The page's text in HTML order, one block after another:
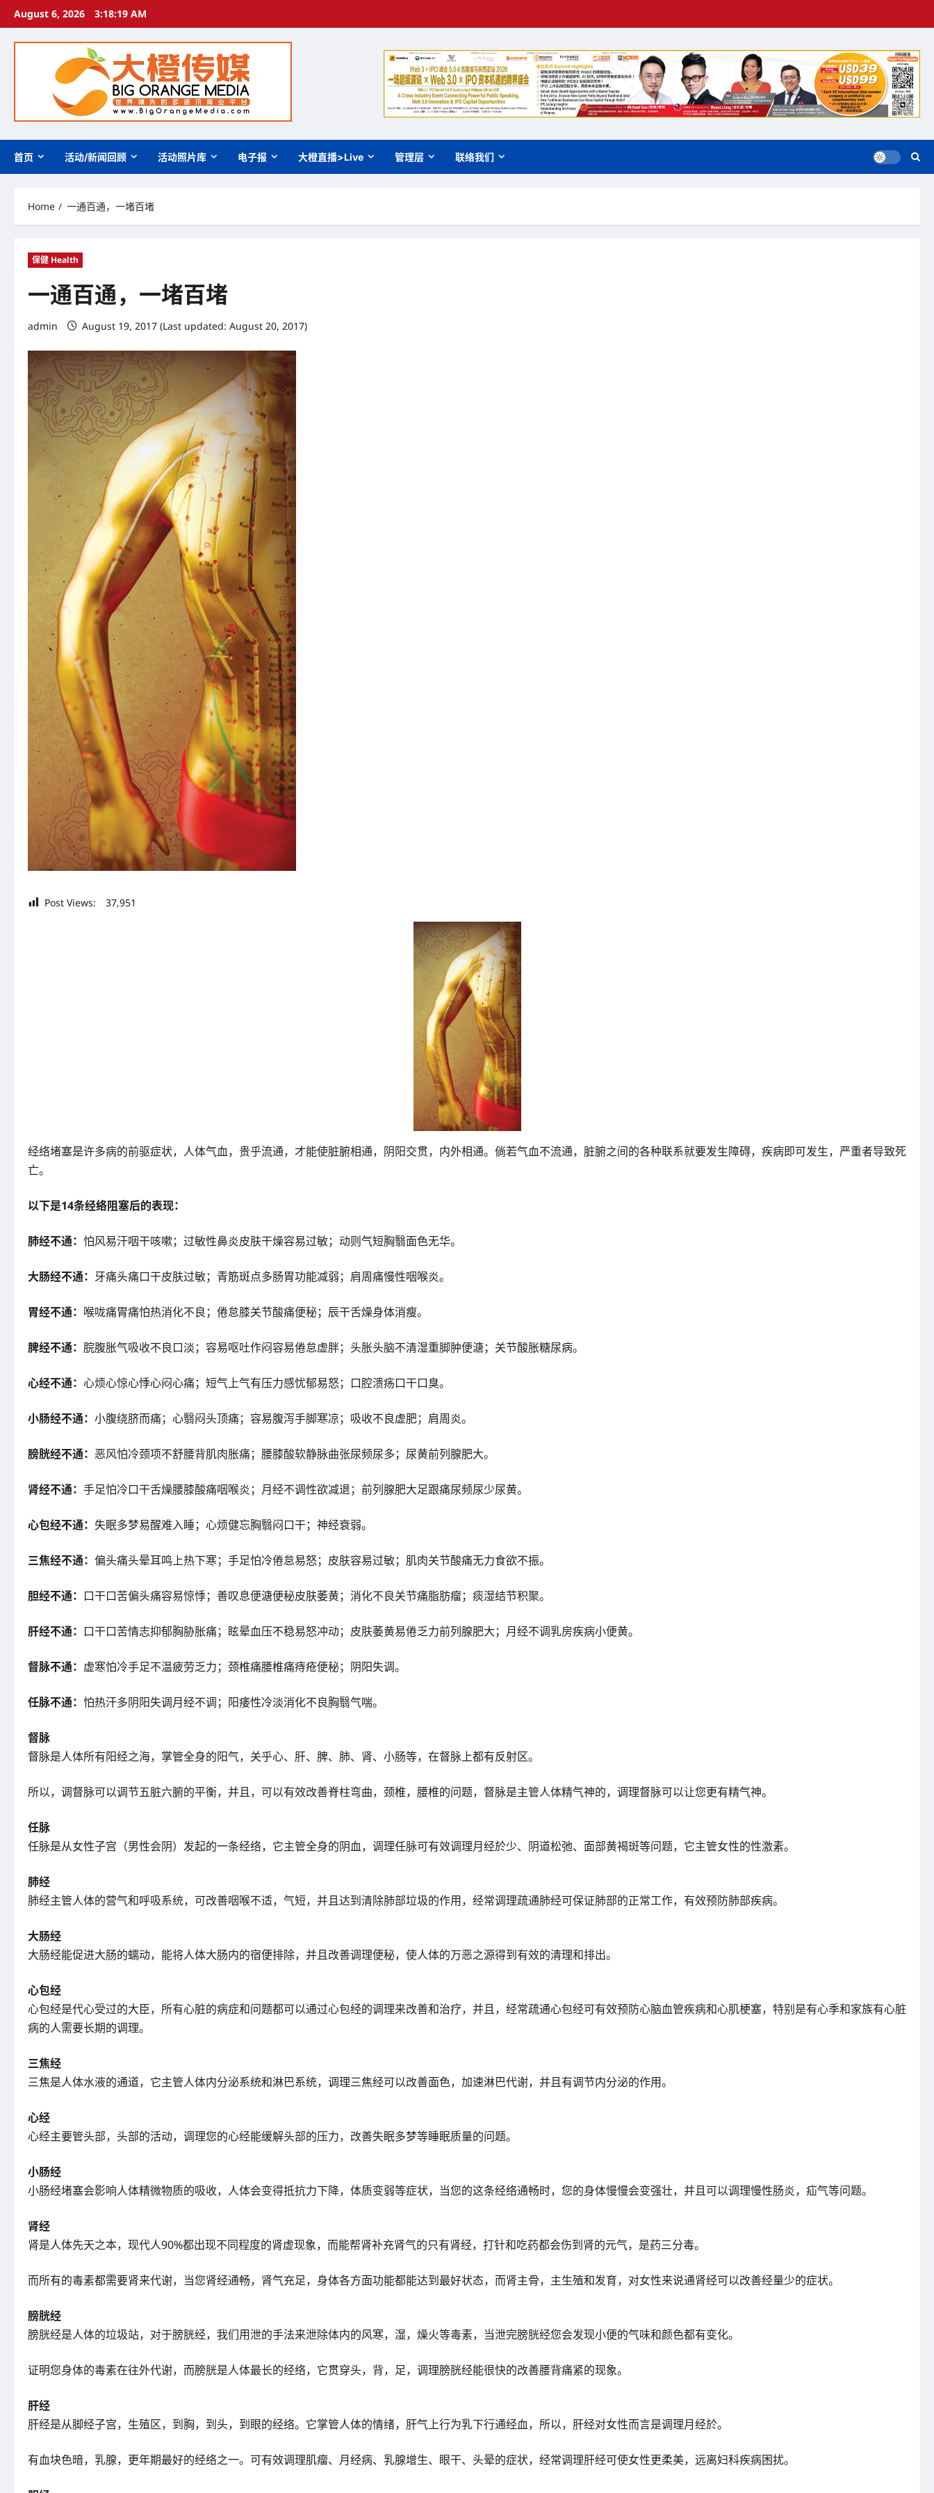
Skip
content
August 6, 2026 3:18:20 AM
首页 活动/新闻回顾 活动照片库 电子报 大橙直播>Live 管理层 联络我们
Home 一通百通，一堵百堵
保健 Health
一通百通，一堵百堵
admin August 19, 2017 (Last updated: August 20, 2017)
Post Views: 37,951
经络堵塞是许多病的前驱症状，人体气血，贵乎流通，才能使脏腑相通，阴阳交贯，内外相通。倘若气血不流通，脏腑之间的各种联系就要发生障碍，疾病即可发生，严重者导致死
亡。
以下是14条经络阻塞后的表现：
肺经不通： 怕风易汗咽干咳嗽；过敏性鼻炎皮肤干燥容易过敏；动则气短胸翳面色无华。
大肠经不通： 牙痛头痛口干皮肤过敏；青筋斑点多肠胃功能减弱；肩周痛慢性咽喉炎。
胃经不通： 喉咙痛胃痛怕热消化不良；倦怠膝关节酸痛便秘；辰干舌燥身体消瘦。
脾经不通： 脘腹胀气吸收不良口淡；容易呕吐作闷容易倦怠虚胖；头胀头脑不清湿重脚肿便溏；关节酸胀糖尿病。
心经不通： 心烦心惊心悸心闷心痛；短气上气有压力感忧郁易怒；口腔溃疡口干口臭。
小肠经不通： 小腹绕脐而痛；心翳闷头顶痛；容易腹泻手脚寒凉；吸收不良虚肥；肩周炎。
膀胱经不通： 恶风怕冷颈项不舒腰背肌肉胀痛；腰膝酸软静脉曲张尿频尿多；尿黄前列腺肥大。
肾经不通： 手足怕冷口干舌燥腰膝酸痛咽喉炎；月经不调性欲减退；前列腺肥大足跟痛尿频尿少尿黄。
心包经不通： 失眠多梦易醒难入睡；心烦健忘胸翳闷口干；神经衰弱。
三焦经不通： 偏头痛头晕耳鸣上热下寒；手足怕冷倦怠易怒；皮肤容易过敏；肌肉关节酸痛无力食欲不振。
胆经不通： 口干口苦偏头痛容易惊悸；善叹息便溏便秘皮肤萎黄；消化不良关节痛脂肪瘤；痰湿结节积聚。
肝经不通： 口干口苦情志抑郁胸胁胀痛；眩晕血压不稳易怒冲动；皮肤萎黄易倦乏力前列腺肥大；月经不调乳房疾病小便黄。
督脉不通： 虚寒怕冷手足不温疲劳乏力；颈椎痛腰椎痛痔疮便秘；阴阳失调。
任脉不通： 怕热汗多阴阳失调月经不调；阳痿性冷淡消化不良胸翳气喘。
督脉
督脉是人体所有阳经之海，掌管全身的阳气，关乎心、肝、脾、肺、肾、小肠等，在督脉上都有反射区。
所以，调督脉可以调节五脏六腑的平衡，并且，可以有效改善脊柱弯曲，颈椎，腰椎的问题，督脉是主管人体精气神的，调理督脉可以让您更有精气神。
任脉
任脉是从女性子宫（男性会阴）发起的一条经络，它主管全身的阴血，调理任脉可有效调理月经於少、阴道松弛、面部黄褐斑等问题，它主管女性的性激素。
肺经
肺经主管人体的营气和呼吸系统，可改善咽喉不适，气短，并且达到清除肺部垃圾的作用，经常调理疏通肺经可保证肺部的正常工作，有效预防肺部疾病。
大肠经
大肠经能促进大肠的蠕动，能将人体大肠内的宿便排除，并且改善调理便秘，使人体的万恶之源得到有效的清理和排出。
心包经
心包经是代心受过的大臣，所有心脏的病症和问题都可以通过心包经的调理来改善和治疗，并且，经常疏通心包经可有效预防心脑血管疾病和心肌梗塞，特别是有心季和家族有心脏
病的人需要长期的调理。
三焦经
三焦是人体水液的通道，它主管人体内分泌系统和淋巴系统，调理三焦经可以改善面色，加速淋巴代谢，并且有调节内分泌的作用。
心经
心经主要管头部，头部的活动，调理您的心经能缓解头部的压力，改善失眠多梦等睡眠质量的问题。
小肠经
小肠经堵塞会影响人体精微物质的吸收，人体会变得抵抗力下降，体质变弱等症状，当您的这条经络通畅时，您的身体慢慢会变强壮，并且可以调理慢性肠炎，疝气等问题。
肾经
肾是人体先天之本，现代人90%都出现不同程度的肾虚现象，而能帮肾补充肾气的只有肾经，打针和吃药都会伤到肾的元气，是药三分毒。
而所有的毒素都需要肾来代谢，当您肾经通畅，肾气充足，身体各方面功能都能达到最好状态，而肾主骨，主生殖和发育，对女性来说通肾经可以改善经量少的症状。
膀胱经
膀胱经是人体的垃圾站，对于膀胱经，我们用泄的手法来泄除体内的风寒，湿，燥火等毒素，当泄完膀胱经您会发现小便的气味和颜色都有变化。
证明您身体的毒素在往外代谢，而膀胱是人体最长的经络，它贯穿头，背，足，调理膀胱经能很快的改善腰背痛紧的现象。
肝经
肝经是从脚经子宫，生殖区，到胸，到头，到眼的经络。它掌管人体的情绪，肝气上行为乳下行通经血，所以，肝经对女性而言是调理月经於。
有血块色暗，乳腺，更年期最好的经络之一。可有效调理肌瘤、月经病、乳腺增生、眼干、头晕的症状，经常调理肝经可使女性更柔美，远离妇科疾病困扰。